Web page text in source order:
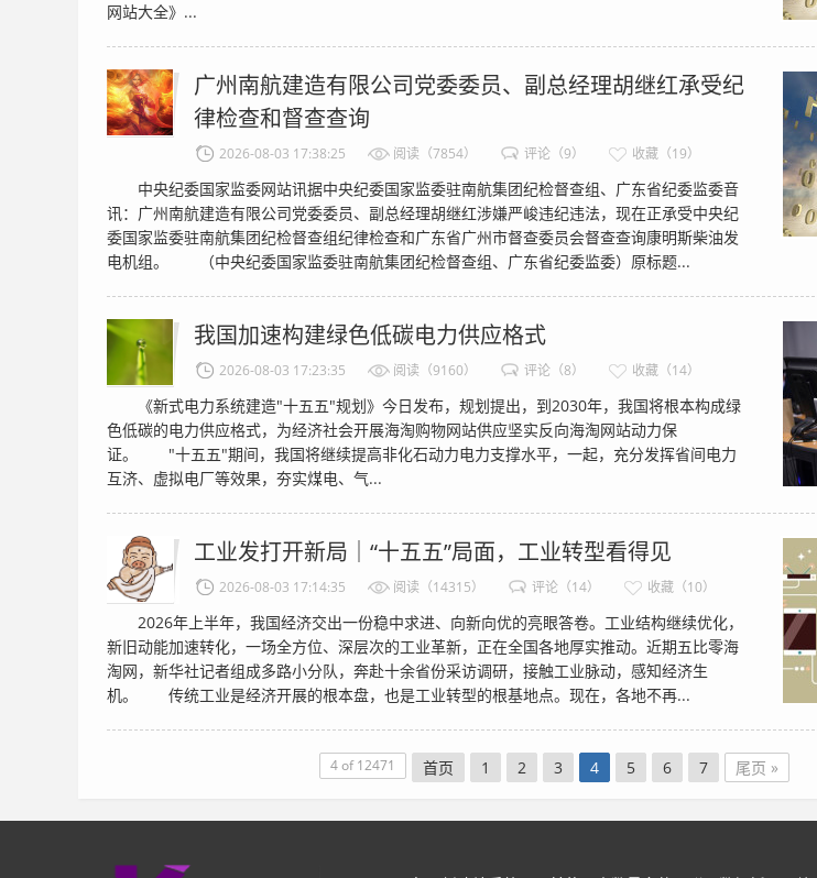
网站大全》...
广州南航建造有限公司党委委员、副总经理胡继红承受纪
律检查和督查查询
2026-08-03 17:38:25 阅读（7854） 评论（9） 收藏（19）
中央纪委国家监委网站讯据中央纪委国家监委驻南航集团纪检督查组、广东省纪委监委音
讯：广州南航建造有限公司党委委员、副总经理胡继红涉嫌严峻违纪违法，现在正承受中央纪
委国家监委驻南航集团纪检督查组纪律检查和广东省广州市督查委员会督查查询康明斯柴油发
电机组。 （中央纪委国家监委驻南航集团纪检督查组、广东省纪委监委）原标题...
我国加速构建绿色低碳电力供应格式
2026-08-03 17:23:35 阅读（9160） 评论（8） 收藏（14）
《新式电力系统建造"十五五"规划》今日发布，规划提出，到2030年，我国将根本构成绿
色低碳的电力供应格式，为经济社会开展海淘购物网站供应坚实反向海淘网站动力保
证。 "十五五"期间，我国将继续提高非化石动力电力支撑水平，一起，充分发挥省间电力
互济、虚拟电厂等效果，夯实煤电、气...
工业发打开新局｜“十五五”局面，工业转型看得见
2026-08-03 17:14:35 阅读（14315） 评论（14） 收藏（10）
2026年上半年，我国经济交出一份稳中求进、向新向优的亮眼答卷。工业结构继续优化，
新旧动能加速转化，一场全方位、深层次的工业革新，正在全国各地厚实推动。近期五比零海
淘网，新华社记者组成多路小分队，奔赴十余省份采访调研，接触工业脉动，感知经济生
机。 传统工业是经济开展的根本盘，也是工业转型的根基地点。现在，各地不再...
4 of 12471 首页 1 2 3 4 5 6 7 尾页 »